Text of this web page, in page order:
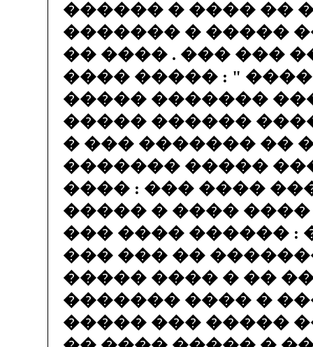
������ � ���� ��
������� � �����
�� ���� . ��� ���
���� ����� : "
����� �������
����� ������
� ��� ������� ��
������� �����
���� : ��� ����
����� � ����
��� ���� ������ :
��� ��� ��
����� ���� � ��
������� ���� �
����� ��� �����